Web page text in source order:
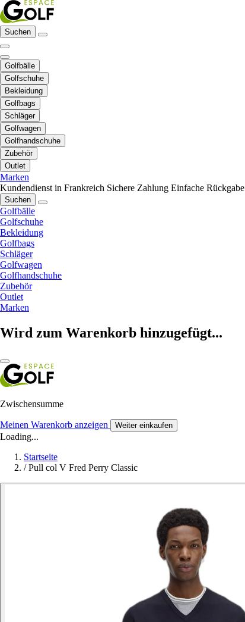
Suchen
Golfbälle
Golfschuhe
Bekleidung
Golfbags
Schläger
Golfwagen
Golfhandschuhe
Zubehör
Outlet
Marken
Kundendienst in Frankreich Sichere Zahlung Einfache Rückgabe
Suchen
Golfbälle
Golfschuhe
Bekleidung
Golfbags
Schläger
Golfwagen
Golfhandschuhe
Zubehör
Outlet
Marken
Wird zum Warenkorb hinzugefügt...
Zwischensumme
Meinen Warenkorb anzeigen Weiter einkaufen
Loading...
Startseite
/ Pull col V Fred Perry Classic